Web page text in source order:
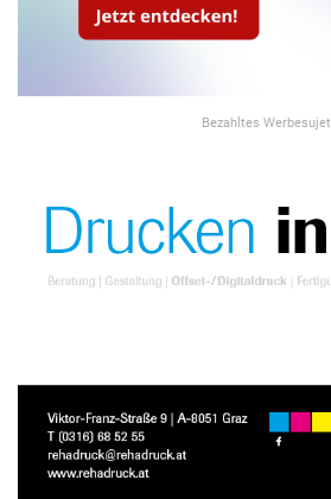
Bezahltes Werbesujet